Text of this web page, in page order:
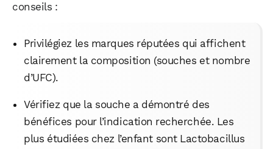
conseils :
Privilégiez les marques réputées qui affichent
clairement la composition (souches et nombre
d’UFC).
Vérifiez que la souche a démontré des
bénéfices pour l’indication recherchée. Les
plus étudiées chez l’enfant sont Lactobacillus